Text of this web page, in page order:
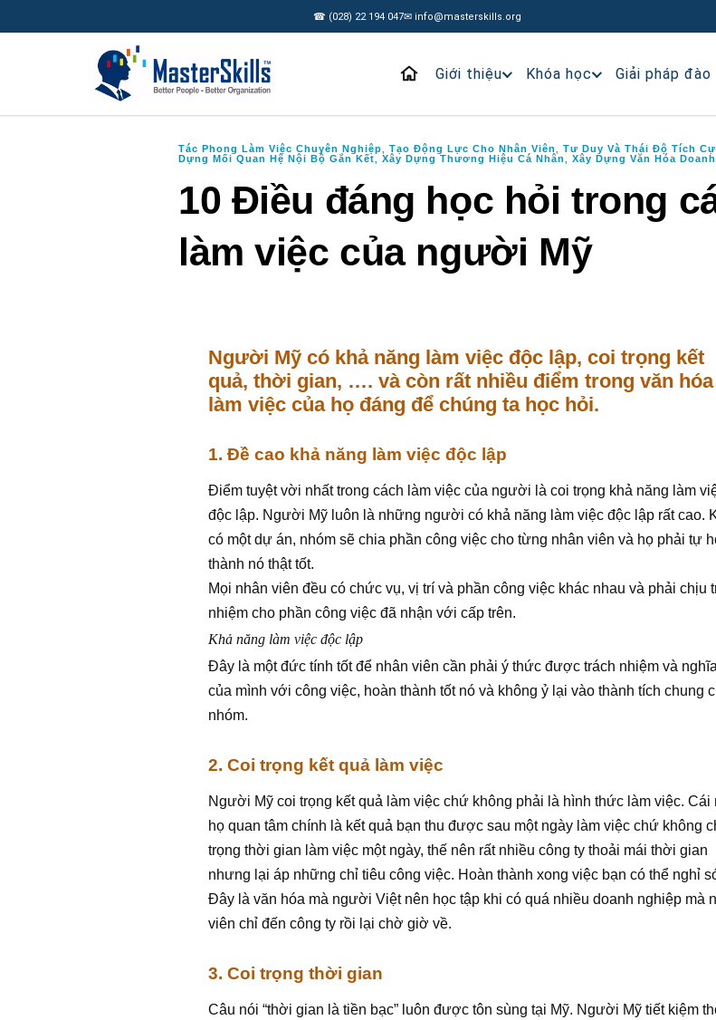
☎ (028) 22 194 047✉ info@masterskills.org
Giới thiệu Khóa học Giải pháp
Tác Phong Làm Việc Chuyên Nghiệp, Tạo Động Lực Cho Nhân Viên , Tư Duy Và Thái Độ Tích
Dựng Mối Quan Hệ Nội Bộ Gắn Kết, Xây Dựng Thương Hiệu Cá Nhân , Xây Dựng Văn Hóa
10 Điều đáng học hỏi trong
làm việc của người Mỹ
Người Mỹ có khả năng làm việc độc lập, coi trọng kết
quả, thời gian, …. và còn rất nhiều điểm trong văn hóa
làm việc của họ đáng để chúng ta học hỏi.
1. Đề cao khả năng làm việc độc lập
Điểm tuyệt vời nhất trong cách làm việc của người là coi trọng khả năng làm
độc lập. Người Mỹ luôn là những người có khả năng làm việc độc lập rất cao.
có một dự án, nhóm sẽ chia phần công việc cho từng nhân viên và họ phải tự
thành nó thật tốt.
Mọi nhân viên đều có chức vụ, vị trí và phần công việc khác nhau và phải chịu
nhiệm cho phần công việc đã nhận với cấp trên.
Khả năng làm việc độc lập
Đây là một đức tính tốt để nhân viên cần phải ý thức được trách nhiệm và
của mình với công việc, hoàn thành tốt nó và không ỷ lại vào thành tích chung
nhóm.
2. Coi trọng kết quả làm việc
Người Mỹ coi trọng kết quả làm việc chứ không phải là hình thức làm việc. Cái
họ quan tâm chính là kết quả bạn thu được sau một ngày làm việc chứ không
trọng thời gian làm việc một ngày, thế nên rất nhiều công ty thoải mái thời gian
nhưng lại áp những chỉ tiêu công việc. Hoàn thành xong việc bạn có thể nghỉ
Đây là văn hóa mà người Việt nên học tập khi có quá nhiều doanh nghiệp mà
viên chỉ đến công ty rồi lại chờ giờ về.
3. Coi trọng thời gian
Câu nói “thời gian là tiền bạc” luôn được tôn sùng tại Mỹ. Người Mỹ tiết kiệm